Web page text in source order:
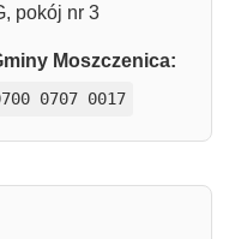
pokój nr 3
Moszczenica:
0707 0017